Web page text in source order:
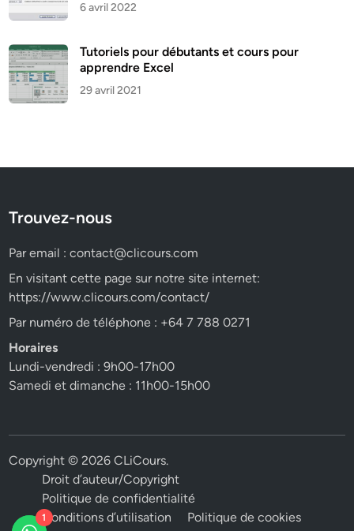
6 avril 2022
Tutoriels pour débutants et cours pour
apprendre Excel
29 avril 2021
Trouvez-nous
Par email :contact@clicours.com
En visitant cette page sur notre site internet:
https://www.clicours.com/contact/
Par numéro de téléphone : +64 7 788 0271
Horaires
Lundi-vendredi : 9h00-17h00
Samedi et dimanche : 11h00-15h00
Copyright © 2026CLiCours.
Droit d’auteur/Copyright
Politique de confidentialité
Conditions d’utilisation
Politique de cookies
1